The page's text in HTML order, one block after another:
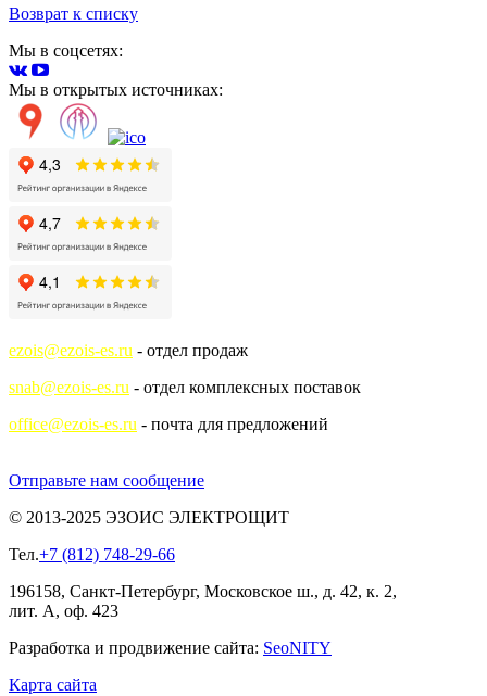
Возврат к списку
Мы в соцсетях:
Мы в открытых источниках:
ezois@ezois-es.ru - отдел продаж
snab@ezois-es.ru - отдел комплексных поставок
office@ezois-es.ru - почта для предложений
Отправьте нам сообщение
© 2013-2025 ЭЗОИС ЭЛЕКТРОЩИТ
Тел.+7 (812) 748-29-66
196158, Санкт-Петербург, Московское ш., д. 42, к. 2,
лит. А, оф. 423
Разработка и продвижение сайта: SeoNITY
Карта сайта